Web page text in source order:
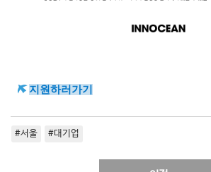
지원하러가기
#서울 #대기업